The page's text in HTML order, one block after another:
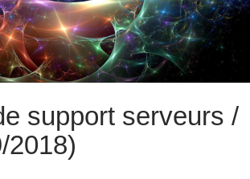
support serveurs /
2018)